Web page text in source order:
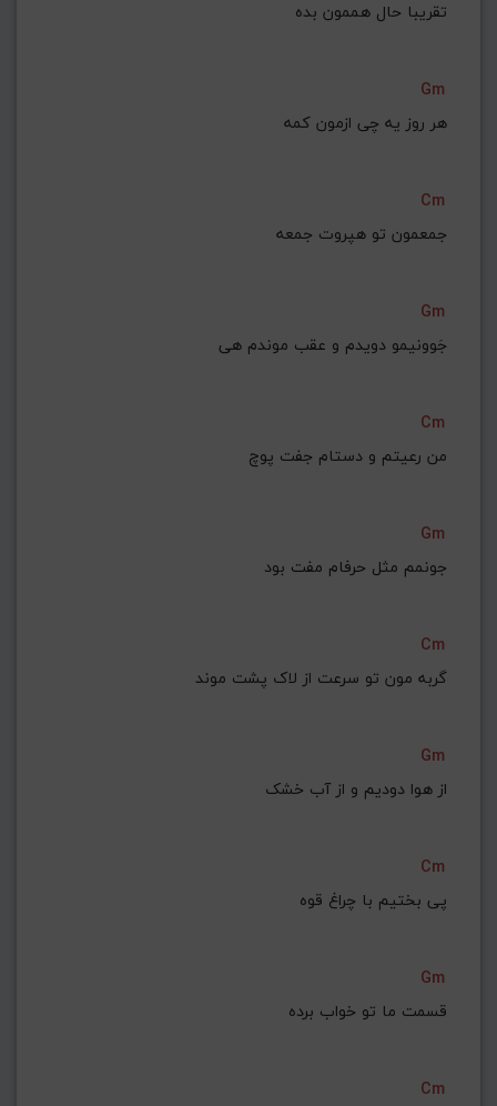
تقریبا حال هممون بده
Gm
هر روز یه چی ازمون کمه
Cm
جمعمون تو هپروت جمعه
Gm
جَوونیمو دویدم و عقب موندم هی
Cm
من رعیتم و دستام جفت پوچ
Gm
جونمم مثل حرفام مفت بود
Cm
گربه مون تو سرعت از لاک پشت موند
Gm
از هوا دودیم و از آب خشک
Cm
پی بختیم با چراغ قوه
Gm
قسمت ما تو خواب برده
Cm